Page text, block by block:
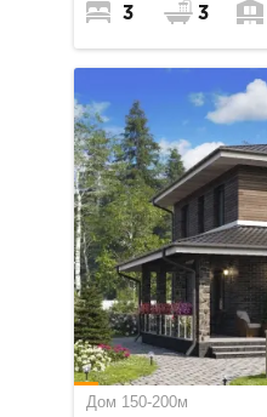
3 3
Дом 150-200м